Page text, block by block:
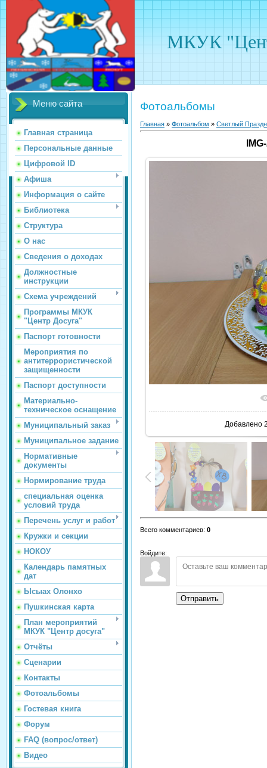
МКУК
Меню сайта
Главная страница
Персональные данные
Цифровой ID
Афиша
Информация о сайте
Библиотека
Структура
О нас
Сведения о доходах
Должностные
инструкции
Схема учреждений
Программы МКУК
"Центр Досуга"
Паспорт готовности
Мероприятия по
антитеррористической
защищенности
Паспорт доступности
Материально-
техническое оснащение
Муниципальный заказ
Муниципальное задание
Нормативные
документы
Нормирование труда
специальная оценка
условий труда
Перечень услуг и работ
Кружки и секции
НОКОУ
Календарь памятных
дат
Ысыах Олонхо
Пушкинская карта
План мероприятий
МКУК "Центр досуга"
Отчёты
Сценарии
Контакты
Фотоальбомы
Гостевая книга
Форум
FAQ (вопрос/ответ)
Видео
Фотоальбомы
Главная » Фотоальбом » Светлый
В
Добавлено
Всего комментариев: 0
Войдите:
Отправить